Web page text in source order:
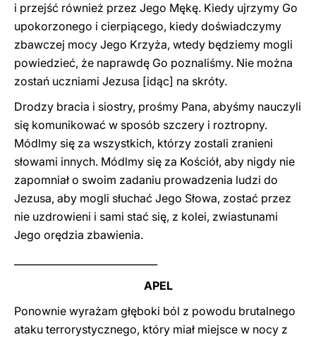
i przejść również przez Jego Mękę. Kiedy ujrzymy Go
upokorzonego i cierpiącego, kiedy doświadczymy
zbawczej mocy Jego Krzyża, wtedy będziemy mogli
powiedzieć, że naprawdę Go poznaliśmy. Nie można
zostań uczniami Jezusa [idąc] na skróty.
Drodzy bracia i siostry, prośmy Pana, abyśmy nauczyli
się komunikować w sposób szczery i roztropny.
Módlmy się za wszystkich, którzy zostali zranieni
słowami innych. Módlmy się za Kościół, aby nigdy nie
zapomniał o swoim zadaniu prowadzenia ludzi do
Jezusa, aby mogli słuchać Jego Słowa, zostać przez
nie uzdrowieni i sami stać się, z kolei, zwiastunami
Jego orędzia zbawienia.
APEL
Ponownie wyrażam głęboki ból z powodu brutalnego
ataku terrorystycznego, który miał miejsce w nocy z